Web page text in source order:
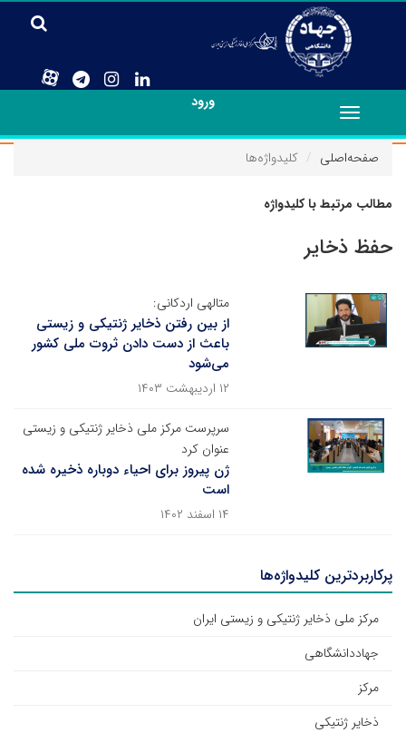
ورود
Toggle
navigation
صفحه‌اصلی
کلیدواژه‌ها
مطالب مرتبط با کلیدواژه
حفظ ذخایر
متالهی اردکانی:
از بین رفتن ذخایر ژنتیکی و زیستی
باعث از دست دادن ثروت ملی کشور
می‌شود
۱۲ اردیبهشت ۱۴۰۳
سرپرست مرکز ملی ذخایر ژنتیکی و زیستی
عنوان کرد
ژن پیروز برای احیاء دوباره ذخیره شده
است
۱۴ اسفند ۱۴۰۲
پرکاربردترین کلیدواژه‌ها
مرکز ملی ذخایر ژنتیکی و زیستی ایران
جهاددانشگاهی
مرکز
ذخایر ژنتیکی